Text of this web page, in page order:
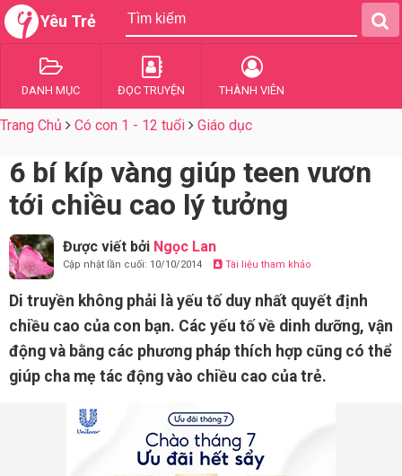
Yêu Trẻ
DANH MỤC ĐỌC TRUYỆN THÀNH VIÊN
Trang Chủ Có con 1 - 12 tuổi Giáo dục
6 bí kíp vàng giúp teen vươn
tới chiều cao lý tưởng
Được viết bởi Ngọc Lan
Cập nhật lần cuối: 10/10/2014 Tài liệu tham khảo
Di truyền không phải là yếu tố duy nhất quyết định
chiều cao của con bạn. Các yếu tố về dinh dưỡng, vận
động và bằng các phương pháp thích hợp cũng có thể
giúp cha mẹ tác động vào chiều cao của trẻ.